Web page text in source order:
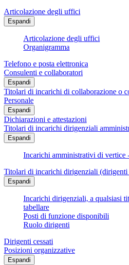
Articolazione degli uffici
Espandi
Articolazione degli uffici
Organigramma
Telefono e posta elettronica
Consulenti e collaboratori
Espandi
Titolari di incarichi di collaborazione o
Personale
Espandi
Dichiarazioni e attestazioni
Titolari di incarichi dirigenziali
Espandi
Incarichi amministrativi di vertice
Titolari di incarichi dirigenziali (dirigenti
Espandi
Incarichi dirigenziali, a qualsiasi
tabellare
Posti di funzione disponibili
Ruolo dirigenti
Dirigenti cessati
Posizioni organizzative
Espandi